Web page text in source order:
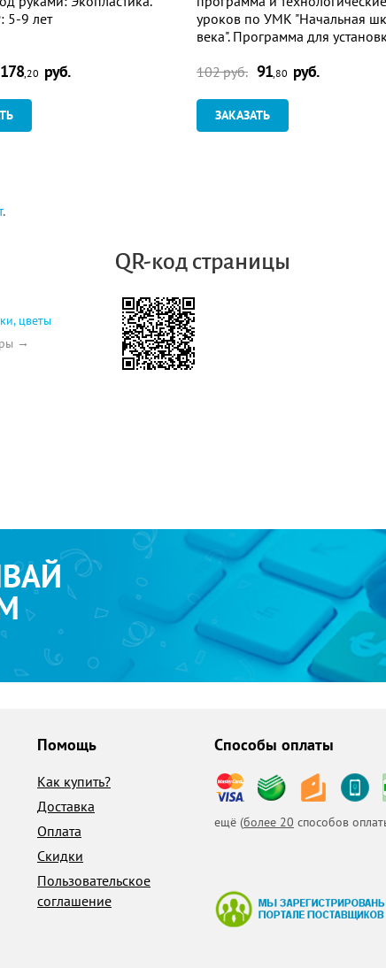
5-9 лет
178,20 руб.
уроков по УМК "Начальная
века". Программа для
102 руб. 91,80 руб.
ЗАКАЗАТЬ
.
цветы
QR-код страницы
Помощь
Как купить?
Доставка
Оплата
Скидки
Пользовательское
соглашение
Способы оплаты
ещё (более 20 способов